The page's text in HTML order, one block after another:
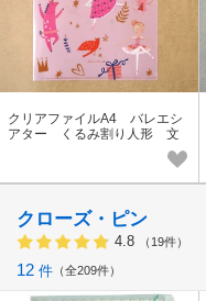
クリアファイルA4 バレエシ
アター くるみ割り人形 文
クローズ・ピン
4.8 （19件）
12 件 全209件